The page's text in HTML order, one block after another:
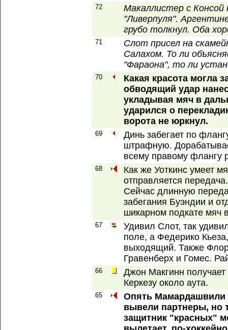
72
Макаллистер с Консой
"Ливерпуля".
грубо толкнул. Оба
71
Слот присел на
Салахом. То ли
"Фараона", то ли
70
Какая красота могла
обводящий удар
укладывая мяч в
ударился о
ворота не юркнул.
69
Динь забегает по
штрафную.
всему правому флангу
68
Как же Уоткинс умеет
отправляется
Сейчас длинную
забегания Буэндии и
шикарном подкате мяч
67
Удивил Слот, так
поле, а Федерико
выходящий. Также
Гравенберх и Гомес.
66
Джон Макгинн получает
Керкезу около аута.
65
Опять Мамардашвили
вывели партнеры, но
защитник "красных"